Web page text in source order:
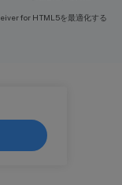
for HTML5を最適化する